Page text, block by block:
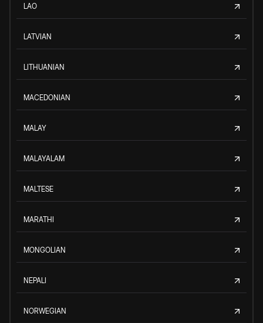
LAO
LATVIAN
LITHUANIAN
MACEDONIAN
MALAY
MALAYALAM
MALTESE
MARATHI
MONGOLIAN
NEPALI
NORWEGIAN